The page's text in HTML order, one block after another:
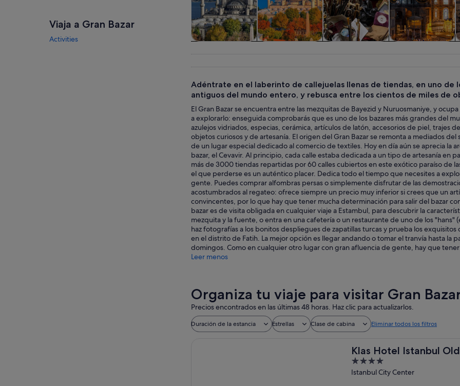
Viaja a Gran Bazar
Activities
Adéntrate en el laberinto de callejuelas llenas de tiendas, en uno de
antiguos del mundo entero, y rebusca entre los cientos de miles de
El Gran Bazar se encuentra entre las mezquitas de Bayezid y Nuruosmaniye, y
a explorarlo: enseguida comprobarás que es uno de los bazares más grandes del
azulejos vidriados, especias, cerámica, artículos de latón, accesorios de piel, trajes
objetos curiosos y de artesanía. El origen del Gran Bazar se remonta a mediados
de un lugar especial dedicado al comercio de textiles. Hoy en día aún se aprecia la
bazar, el Cevavir. Al principio, cada calle estaba dedicada a un tipo de artesanía en
más de 3000 tiendas repartidas por 60 calles cubiertos en este exótico paraíso de
el que perderse es un auténtico placer. Dedica todo el tiempo que necesites a
gente. Puedes comprar alfombras persas o simplemente disfrutar de las
acostumbrados al regateo: ofrece siempre un precio muy inferior si crees que un
convincentes, por lo que hay que tener mucha determinación para salir del bazar
bazar es de visita obligada en cualquier viaje a Estambul, para descubrir la
mezquita y la fuente, o entra en una cafetería o un restaurante de uno de los "hans"
haz fotografías a los bonitos despliegues de zapatillas turcas y prueba los exquisitos
en el distrito de Fatih. La mejor opción es llegar andando o tomar el tranvía hasta la
domingos. Como en cualquier otro lugar con gran afluencia de gente, hay que
Leer menos
Organiza tu viaje para visitar Gran
Precios encontrados en las últimas 48 horas. Haz clic para actualizarlos.
Duración de la estancia Estrellas Clase de cabina Eliminar todos los filtros
Klas Hotel Istanbul
4
out
Istanbul City Center